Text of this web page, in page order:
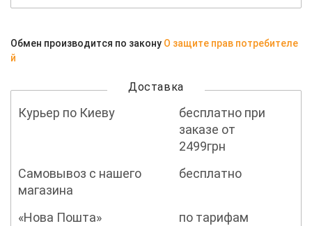
Обмен производится по закону О защите прав потребителе
й
Доставка
Курьер по Киеву
бесплатно при
заказе от
2499грн
Самовывоз с нашего
магазина
бесплатно
«Нова Пошта»
по тарифам